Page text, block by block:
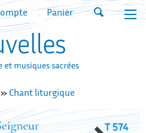
Panier
» Chant liturgique